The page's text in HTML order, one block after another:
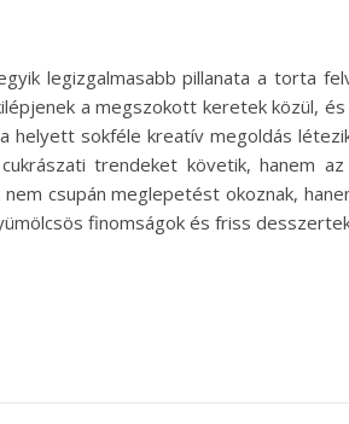
legizgalmasabb pillanata a torta
a megszokott keretek közül,
helyett sokféle kreatív megoldás
trendeket követik, hanem
csupán meglepetést okoznak,
finomságok és friss